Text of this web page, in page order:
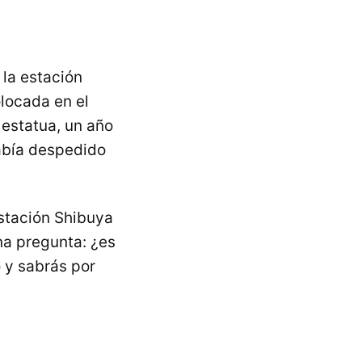
estación
en el
un año
despedido
Shibuya
pregunta: ¿es
y sabrás por